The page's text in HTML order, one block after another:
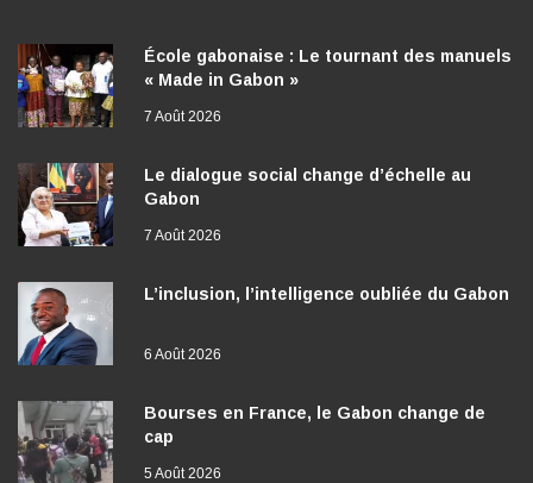
École gabonaise : Le tournant des manuels
« Made in Gabon »
7 Août 2026
Le dialogue social change d’échelle au
Gabon
7 Août 2026
L’inclusion, l’intelligence oubliée du Gabon
6 Août 2026
Bourses en France, le Gabon change de
cap
5 Août 2026